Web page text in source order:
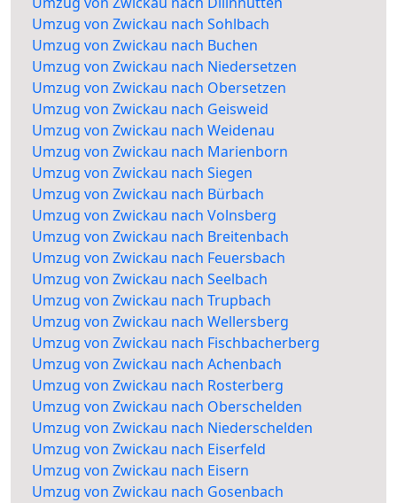
Umzug von Zwickau nach Sohlbach
Umzug von Zwickau nach Buchen
Umzug von Zwickau nach Niedersetzen
Umzug von Zwickau nach Obersetzen
Umzug von Zwickau nach Geisweid
Umzug von Zwickau nach Weidenau
Umzug von Zwickau nach Marienborn
Umzug von Zwickau nach Siegen
Umzug von Zwickau nach Bürbach
Umzug von Zwickau nach Volnsberg
Umzug von Zwickau nach Breitenbach
Umzug von Zwickau nach Feuersbach
Umzug von Zwickau nach Seelbach
Umzug von Zwickau nach Trupbach
Umzug von Zwickau nach Wellersberg
Umzug von Zwickau nach Fischbacherberg
Umzug von Zwickau nach Achenbach
Umzug von Zwickau nach Rosterberg
Umzug von Zwickau nach Oberschelden
Umzug von Zwickau nach Niederschelden
Umzug von Zwickau nach Eiserfeld
Umzug von Zwickau nach Eisern
Umzug von Zwickau nach Gosenbach